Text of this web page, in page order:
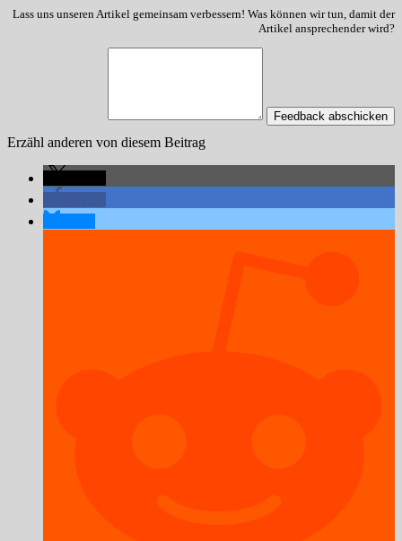
Lass uns unseren Artikel gemeinsam verbessern! Was können wir tun, damit der
Artikel ansprechender wird?
Feedback abschicken
Erzähl anderen von diesem Beitrag